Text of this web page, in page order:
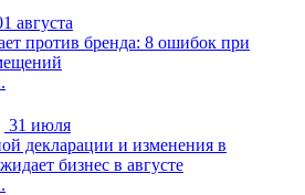
августа
против бренда: 8 ошибок при
31 июля
декларации и изменения в
бизнес в августе